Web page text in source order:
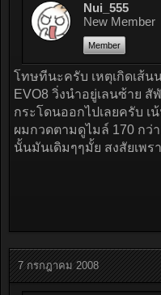
Nui_555
New Member
Member
โทษทีนะครับ เหตุเกิดเส้
EVO8 วิ่งนำอยู่เลนซ้าย
กระโดนออกไปเลยครับ เ
ผมกวดตามดูไมล์ 170 กว่
นั้นมันเดิมๆๆมั้ย สงสัยเพร
7 กรกฎาคม 2008